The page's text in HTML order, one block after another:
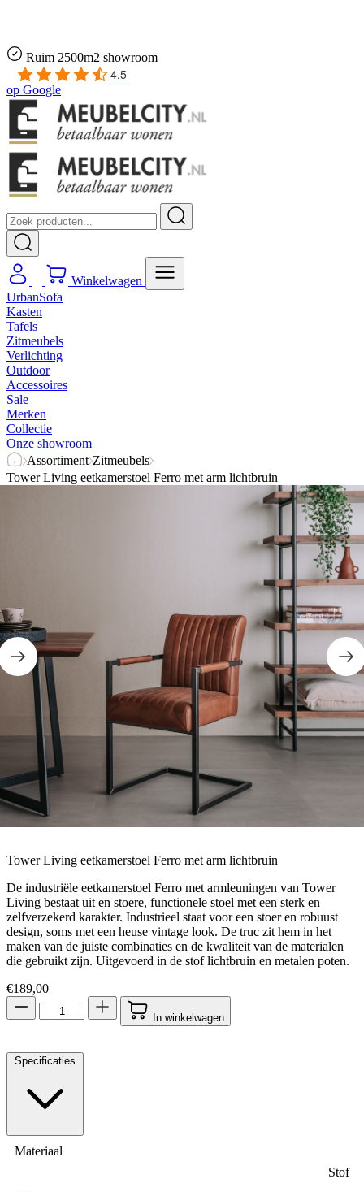
Ruim 2500m2 showroom
4.5
op Google
Winkelwagen
UrbanSofa
Kasten
Tafels
Zitmeubels
Verlichting
Outdoor
Accessoires
Sale
Merken
Collectie
Onze showroom
Assortiment Zitmeubels
Tower Living eetkamerstoel Ferro met arm lichtbruin
Tower Living eetkamerstoel Ferro met arm lichtbruin
De industriële eetkamerstoel Ferro met armleuningen van Tower
Living bestaat uit en stoere, functionele stoel met een sterk en
zelfverzekerd karakter. Industrieel staat voor een stoer en robuust
design, soms met een heuse vintage look. De truc zit hem in het
maken van de juiste combinaties en de kwaliteit van de materialen
die gebruikt zijn. Uitgevoerd in de stof lichtbruin en metalen poten.
€189,00
In winkelwagen
Specificaties
Materiaal
Stof